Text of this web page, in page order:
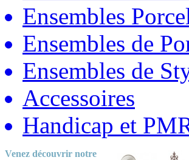
Ensembles
Ensembles de
Ensembles de
Accessoires
Handicap et
Venez découvrir notre